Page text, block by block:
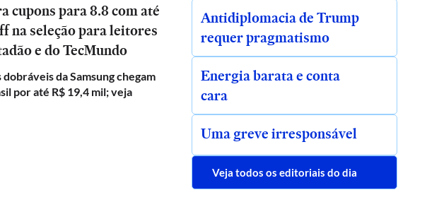
cupons para 8.8 com até
na seleção para leitores
e do TecMundo
dobráveis da Samsung chegam
por até R$ 19,4 mil; veja
Antidiplomacia de Trump
requer pragmatismo
Energia barata e conta
cara
Uma greve irresponsável
Veja todos os editoriais do dia